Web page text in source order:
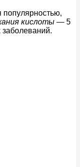
популярностью,
кислоты — 5